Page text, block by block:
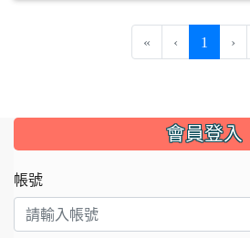
« ‹ 1 (current)
›
::: 會員登入
帳號